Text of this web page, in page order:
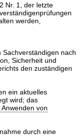
Nr. 1, der letzte
werden,
nach
Sicherheit und
den zuständigen
ein aktuelles
wird; das
von
durch eine